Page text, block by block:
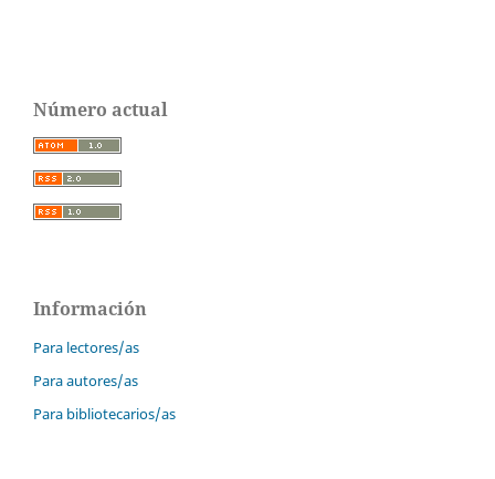
Número actual
Información
Para lectores/as
Para autores/as
Para bibliotecarios/as